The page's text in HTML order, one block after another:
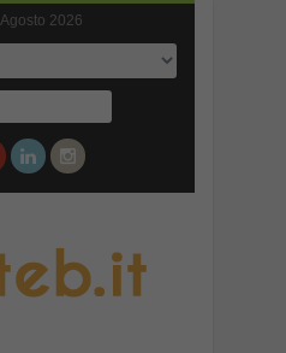
2026